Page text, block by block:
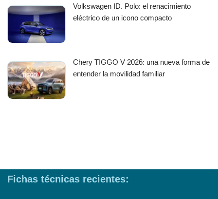
Volkswagen ID. Polo: el renacimiento
eléctrico de un icono compacto
Chery TIGGO V 2026: una nueva forma de
entender la movilidad familiar
Fichas técnicas recientes: